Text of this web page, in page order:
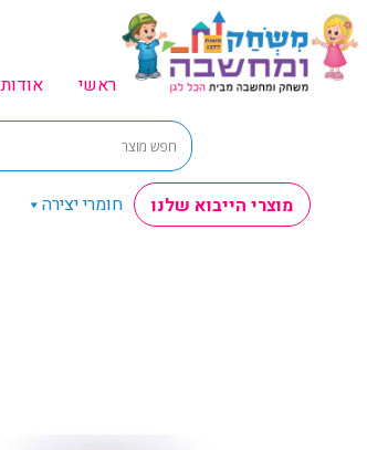
ראשי אודות
מוצרי הייבוא שלנו חומרי יצירה